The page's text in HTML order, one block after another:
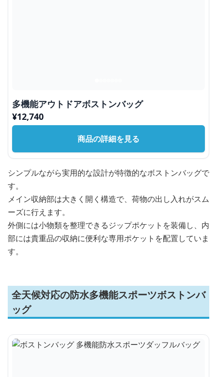
多機能アウトドアボストンバッグ
¥12,740
商品の詳細を見る
シンプルながら実用的な設計が特徴的なボストンバッグで
す。
メイン収納部は大きく開く構造で、荷物の出し入れがスム
ーズに行えます。
外側には小物類を整理できるジップポケットを装備し、内
部には貴重品の収納に便利な専用ポケットを配置していま
す。
全天候対応の防水多機能スポーツボストンバ
ッグ